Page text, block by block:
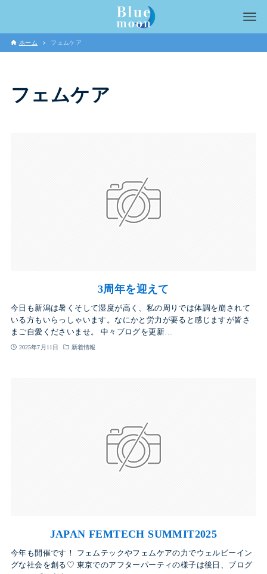
ホーム フェムケア
フェムケア
3周年を迎えて
今日も新潟は暑くそして湿度が高く、私の周りでは体調を崩されて
いる方もいらっしゃいます。なにかと労力が要ると感じますが皆さ
まご自愛くださいませ。 中々ブログを更新…
2025年7月11日 新着情報
JAPAN FEMTECH SUMMIT2025
今年も開催です！ フェムテックやフェムケアの力でウェルビーイン
グな社会を創る♡ 東京でのアフターパーティの様子は後日、ブログ